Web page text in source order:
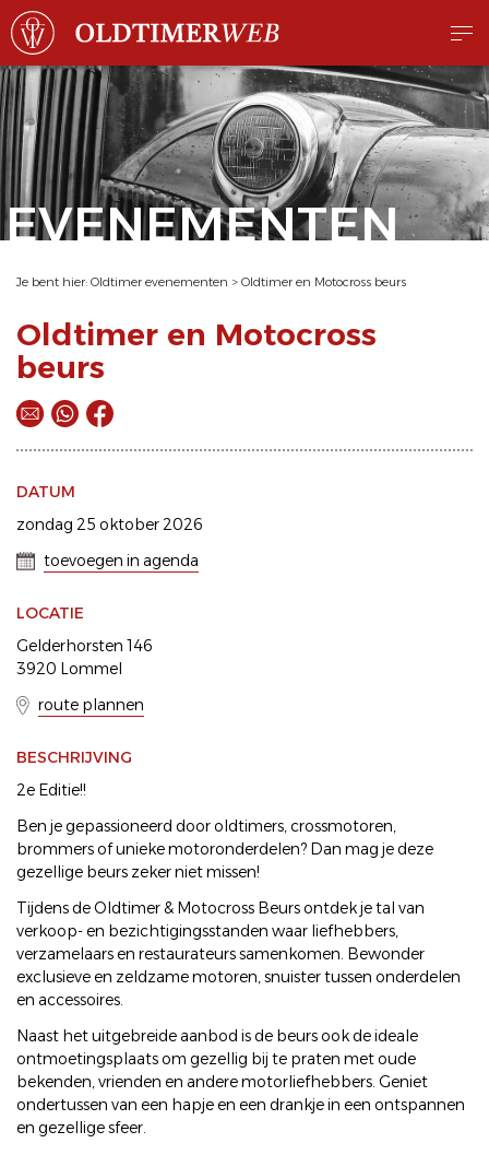
EVENEMENTEN
Je bent hier: Oldtimer evenementen > Oldtimer en Motocross beurs
Oldtimer en Motocross
beurs
DATUM
zondag 25 oktober 2026
toevoegen in agenda
LOCATIE
Gelderhorsten 146
3920 Lommel
route plannen
BESCHRIJVING
2e Editie!!
Ben je gepassioneerd door oldtimers, crossmotoren,
brommers of unieke motoronderdelen? Dan mag je deze
gezellige beurs zeker niet missen!
Tijdens de Oldtimer & Motocross Beurs ontdek je tal van
verkoop- en bezichtigingsstanden waar liefhebbers,
verzamelaars en restaurateurs samenkomen. Bewonder
exclusieve en zeldzame motoren, snuister tussen onderdelen
en accessoires.
Naast het uitgebreide aanbod is de beurs ook de ideale
ontmoetingsplaats om gezellig bij te praten met oude
bekenden, vrienden en andere motorliefhebbers. Geniet
ondertussen van een hapje en een drankje in een ontspannen
en gezellige sfeer.